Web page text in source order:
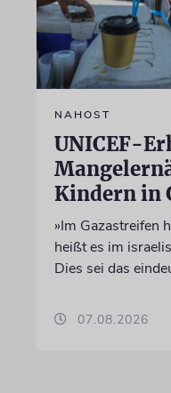
NAHOST
UNICEF-
Kindern in
»Im Gazastreifen
heißt es im
Dies sei das
07.08.2026